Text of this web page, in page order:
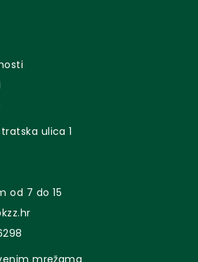
ulica 1
od 7 do 15